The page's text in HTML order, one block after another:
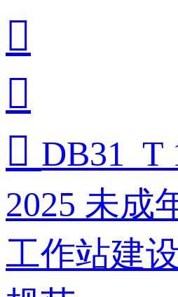


 DB31_T
2025 未成
工作站建